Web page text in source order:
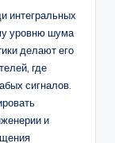
интегральных
уровню шума
делают его
где
сигналов.
и